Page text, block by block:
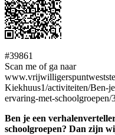
#39861
Scan me of ga naar
Kiekhuus1/activiteiten/Ben-
ervaring-met-schoolgroepen/
Ben je een
schoolgroepen? Dan zijn